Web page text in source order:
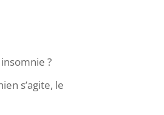
?
s’agite, le